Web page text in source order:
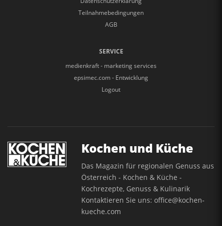
Teilnahmebedingungen
AGB
SERVICE
medienkraft - marketing services
epsimec.com - Entwicklung
Logout
Kochen und Küche
Das Magazin für regionalen Genuss aus
Österreich - Kochen & Küche -
Kochrezepte, Genuss & Kulinarik
Kontaktieren Sie uns:office@kochen-
kueche.com